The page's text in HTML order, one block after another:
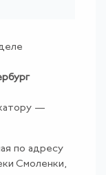
—
по адресу
Смоленки,